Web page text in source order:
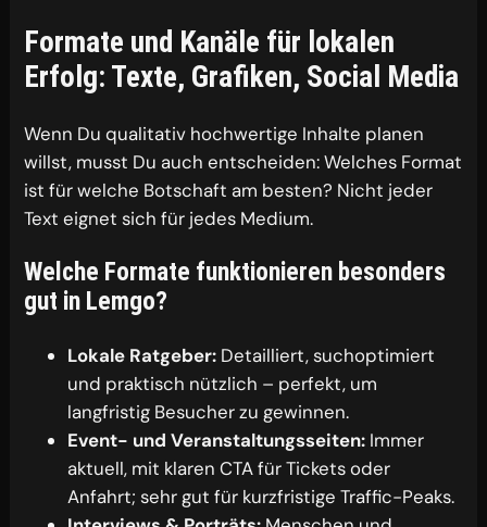
Formate und Kanäle für lokalen
Erfolg: Texte, Grafiken, Social Media
Wenn Du qualitativ hochwertige Inhalte planen
willst, musst Du auch entscheiden: Welches Format
ist für welche Botschaft am besten? Nicht jeder
Text eignet sich für jedes Medium.
Welche Formate funktionieren besonders
gut in Lemgo?
Lokale Ratgeber: Detailliert, suchoptimiert
und praktisch nützlich – perfekt, um
langfristig Besucher zu gewinnen.
Event- und Veranstaltungsseiten: Immer
aktuell, mit klaren CTA für Tickets oder
Anfahrt; sehr gut für kurzfristige Traffic-Peaks.